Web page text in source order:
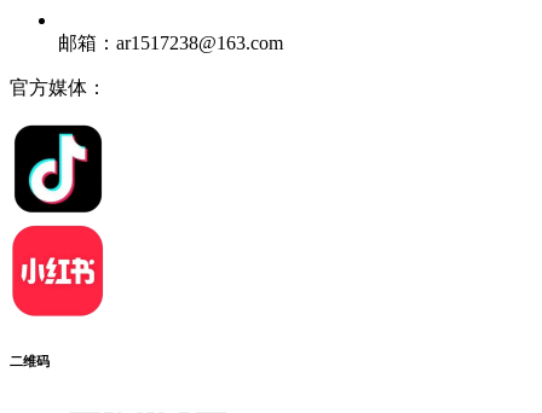
邮箱：ar1517238@163.com
官方媒体：
二维码